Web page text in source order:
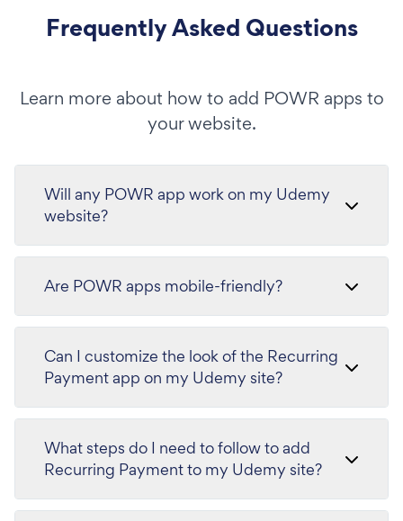
Frequently Asked Questions
Learn more about how to add POWR apps to
your website.
Will any POWR app work on my Udemy
website?
Are POWR apps mobile-friendly?
Can I customize the look of the Recurring
Payment app on my Udemy site?
What steps do I need to follow to add
Recurring Payment to my Udemy site?